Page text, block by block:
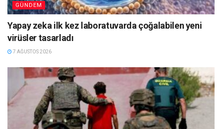
GÜNDEM
Yapay zeka ilk kez laboratuvarda çoğalabilen yeni
virüsler tasarladı
7 AĞUSTOS 2026